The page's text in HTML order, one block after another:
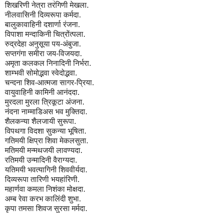
शिखरिणी नेत्रा तरंगिणी मेखला.
नीलवासिनी दिव्यरूपा कर्मदा.
बालुकावाहिनी दशार्णा रंजना.
विपाशा मन्दाकिनी चित्रोंत्पला.
रुद्रदेहा अनुसूया पय-अंबुजा.
सप्तगंगा समीरा जय-विजयदा.
अमृता कलकल निनादिनी निर्भरा.
शाम्भवी सोमोद्भवा स्वेदोद्भवा.
चन्दना शिव-आत्मजा सागर-प्रिया.
वायुवाहिनी कामिनी आनंददा.
मुरदला मुरला त्रिकूटा अंजना.
नंदना नाम्माडिअस भव मुक्तिदा.
शैलकन्या शैलजायी सुरूपा.
विपथगा विदशा सुकन्या भूषिता.
गतिमयी क्षिप्रा शिवा मेकलसुता.
मतिमयी मन्मथजयी लावण्यदा.
रतिमयी उन्मादिनी वैराग्यदा.
यतिमयी भवत्यागिनी शिववीर्यदा.
दिव्यरूपा तारिणी भयहांरिणी.
महार्णवा कमला निशंका मोक्षदा.
अम्ब रेवा करभ कालिंदी शुभा.
कृपा तमसा शिवज सुरसा मर्मदा.